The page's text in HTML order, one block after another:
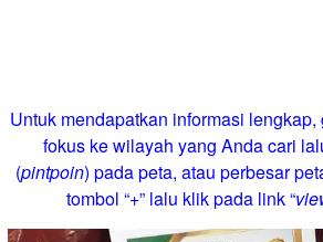
Untuk mendapatkan informasi
fokus ke wilayah yang Anda cari
(pintpoin) pada peta, atau perbesar
tombol “+” lalu klik pada link “